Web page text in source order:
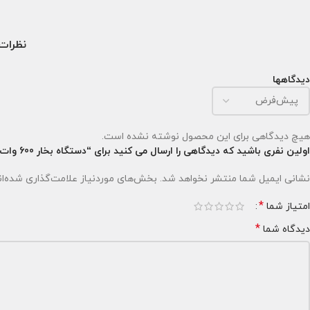
نظرات
دیدگاهها
هیچ دیدگاهی برای این محصول نوشته نشده است.
اولین نفری باشید که دیدگاهی را ارسال می کنید برای “دستگاه بخار 600 وات FOG 600 LED”
نشانی ایمیل شما منتشر نخواهد شد. بخش‌های موردنیاز علامت‌گذاری
امتیاز شما *
دیدگاه شما *